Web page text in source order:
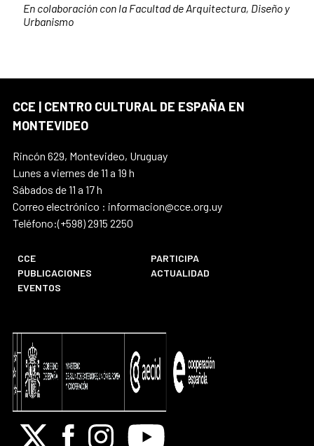
En colaboración con la Facultad de Arquitectura, Diseño y
Urbanismo
CCE | CENTRO CULTURAL DE ESPAÑA EN
MONTEVIDEO
Rincón 629, Montevideo, Uruguay
Lunes a viernes de 11 a 19 h
Sábados de 11 a 17 h
Correo electrónico : informacion@cce.org.uy
Teléfono:(+598) 2915 2250
CCE
PARTICIPA
PUBLICACIONES
ACTUALIDAD
EVENTOS
X FacebookInstagramYoutube